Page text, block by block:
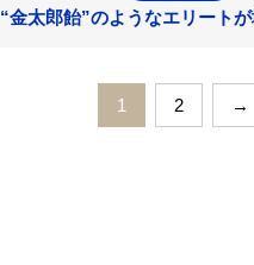
“金太郎飴”のようなエリート
1 2 →